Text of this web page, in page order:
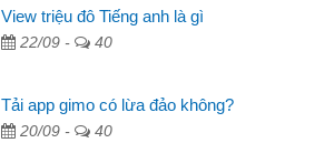
View triệu đô Tiếng anh là gì
22/09 - 40
Tải app gimo có lừa đảo không?
20/09 - 40